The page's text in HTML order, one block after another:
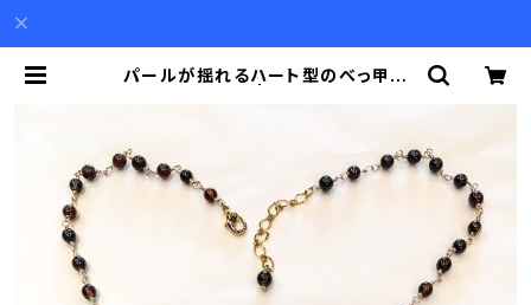
パールが揺れるハート型のべっ甲の